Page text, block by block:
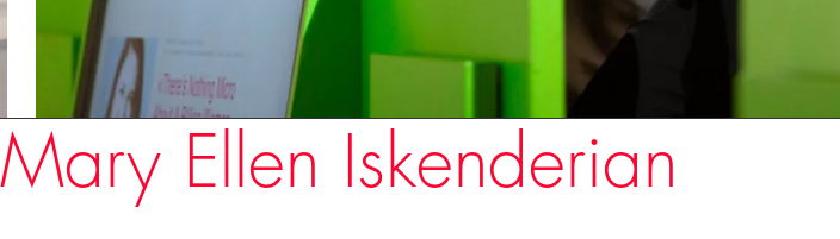
Redner
Mary Ellen Iskenderian